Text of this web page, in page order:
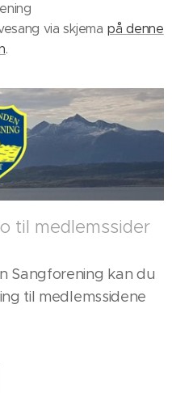
via skjema på denne
.
til medlemssider
Sangforening kan du
til medlemssidene